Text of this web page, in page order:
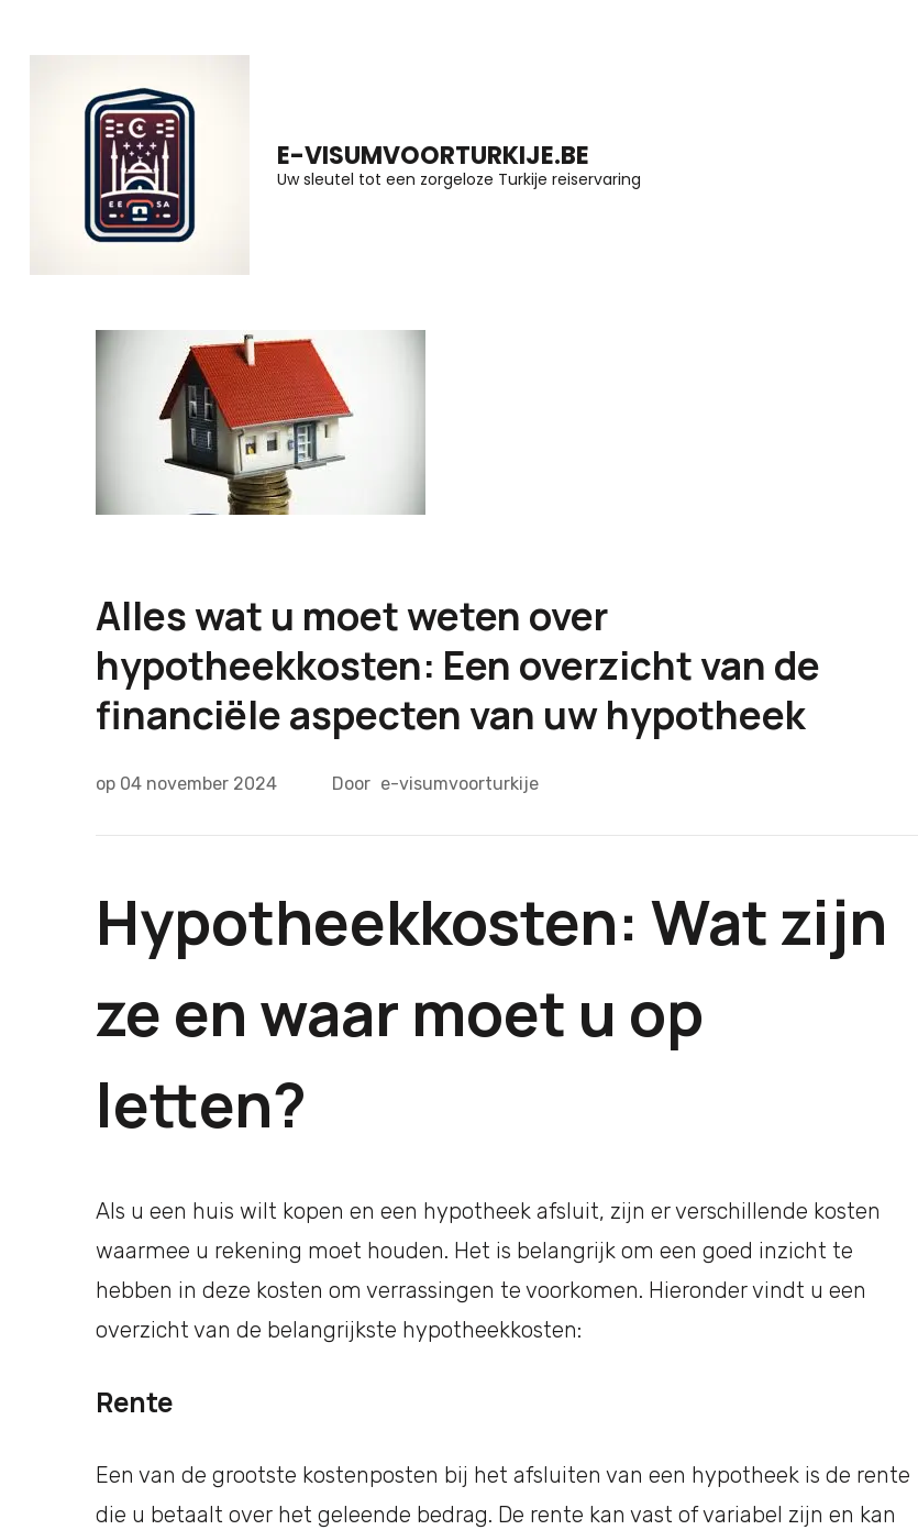
naar
E-VISUMVOORTURKIJE.BE
Uw sleutel tot een zorgeloze Turkije reiservaring
Alles wat u moet weten over
hypotheekkosten: Een overzicht van de
financiële aspecten van uw hypotheek
op 04 november 2024 Door e-visumvoorturkije
Hypotheekkosten: Wat zijn
ze en waar moet u op
letten?
Als u een huis wilt kopen en een hypotheek afsluit, zijn er verschillende kosten
waarmee u rekening moet houden. Het is belangrijk om een goed inzicht te
hebben in deze kosten om verrassingen te voorkomen. Hieronder vindt u een
overzicht van de belangrijkste hypotheekkosten:
Rente
Een van de grootste kostenposten bij het afsluiten van een hypotheek is de rente
die u betaalt over het geleende bedrag. De rente kan vast of variabel zijn en kan